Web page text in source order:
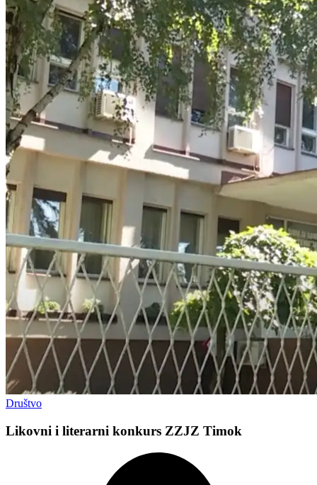
Društvo
Likovni i literarni konkurs ZZJZ Timok